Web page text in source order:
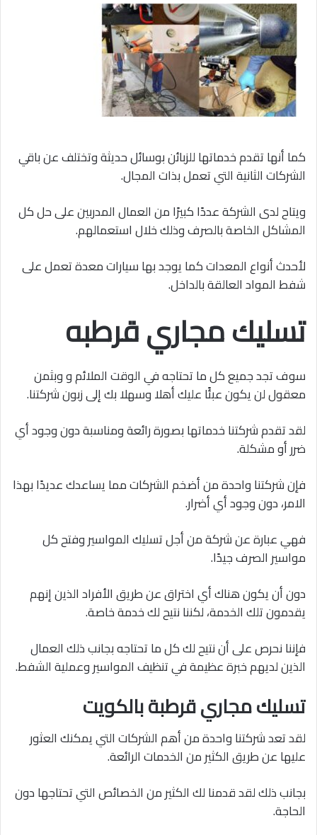
كما أنها تقدم خدماتها للزبائن بوسائل حديثة وتختلف عن باقي
الشركات الثانية التي تعمل بذات المجال.
ويتاح لدى الشركة عددًا كبيرًا من العمال المدربين على حل كل
المشاكل الخاصة بالصرف وذلك خلال استعمالهم.
لأحدث أنواع المعدات كما يوجد بها سيارات معدة تعمل على
شفط المواد العالقة بالداخل.
تسليك مجاري قرطبه
سوف تجد جميع كل ما تحتاجه في الوقت الملائم و وبثمن
معقول لن يكون عبئًا عليك أهلا وسهلا بك إلى زبون شركتنا.
لقد تقدم شركتنا خدماتها بصورة رائعة ومناسبة دون وجود أي
ضرر أو مشكلة.
فإن شركتنا واحدة من أضخم الشركات مما يساعدك عديدًا بهذا
الامر، دون وجود أي أضرار.
فهي عبارة عن شركة من أجل تسليك المواسير وفتح كل
مواسير الصرف جيدًا.
دون أن يكون هناك أي اختراق عن طريق الأفراد الذين إنهم
يقدمون تلك الخدمة، لكننا نتيح لك خدمة خاصة.
فإننا نحرص على أن نتيح لك كل ما تحتاجه بجانب ذلك العمال
الذين لديهم خبرة عظيمة في تنظيف المواسير وعملية الشفط.
تسليك مجاري قرطبة بالكويت
لقد تعد شركتنا واحدة من أهم الشركات التي يمكنك العثور
عليها عن طريق الكثير من الخدمات الرائعة.
بجانب ذلك لقد قدمنا ​​لك الكثير من الخصائص التي تحتاجها دون
الحاجة.